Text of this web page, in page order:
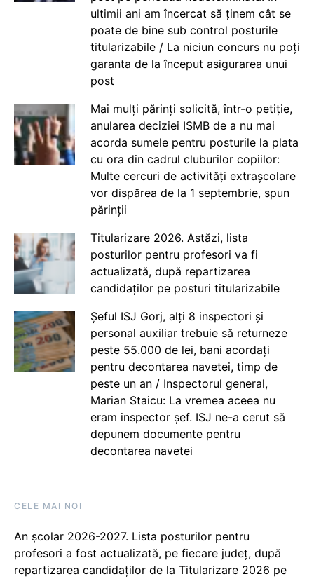
ultimii ani am încercat să ținem cât se
poate de bine sub control posturile
titularizabile / La niciun concurs nu poți
garanta de la început asigurarea unui
post
Mai mulți părinți solicită, într-o petiție,
anularea deciziei ISMB de a nu mai
acorda sumele pentru posturile la plata
cu ora din cadrul cluburilor copiilor:
Multe cercuri de activități extrașcolare
vor dispărea de la 1 septembrie, spun
părinții
Titularizare 2026. Astăzi, lista
posturilor pentru profesori va fi
actualizată, după repartizarea
candidaților pe posturi titularizabile
Șeful ISJ Gorj, alți 8 inspectori și
personal auxiliar trebuie să returneze
peste 55.000 de lei, bani acordați
pentru decontarea navetei, timp de
peste un an / Inspectorul general,
Marian Staicu: La vremea aceea nu
eram inspector șef. ISJ ne-a cerut să
depunem documente pentru
decontarea navetei
CELE MAI NOI
An școlar 2026-2027. Lista posturilor pentru
profesori a fost actualizată, pe fiecare județ, după
repartizarea candidaților de la Titularizare 2026 pe